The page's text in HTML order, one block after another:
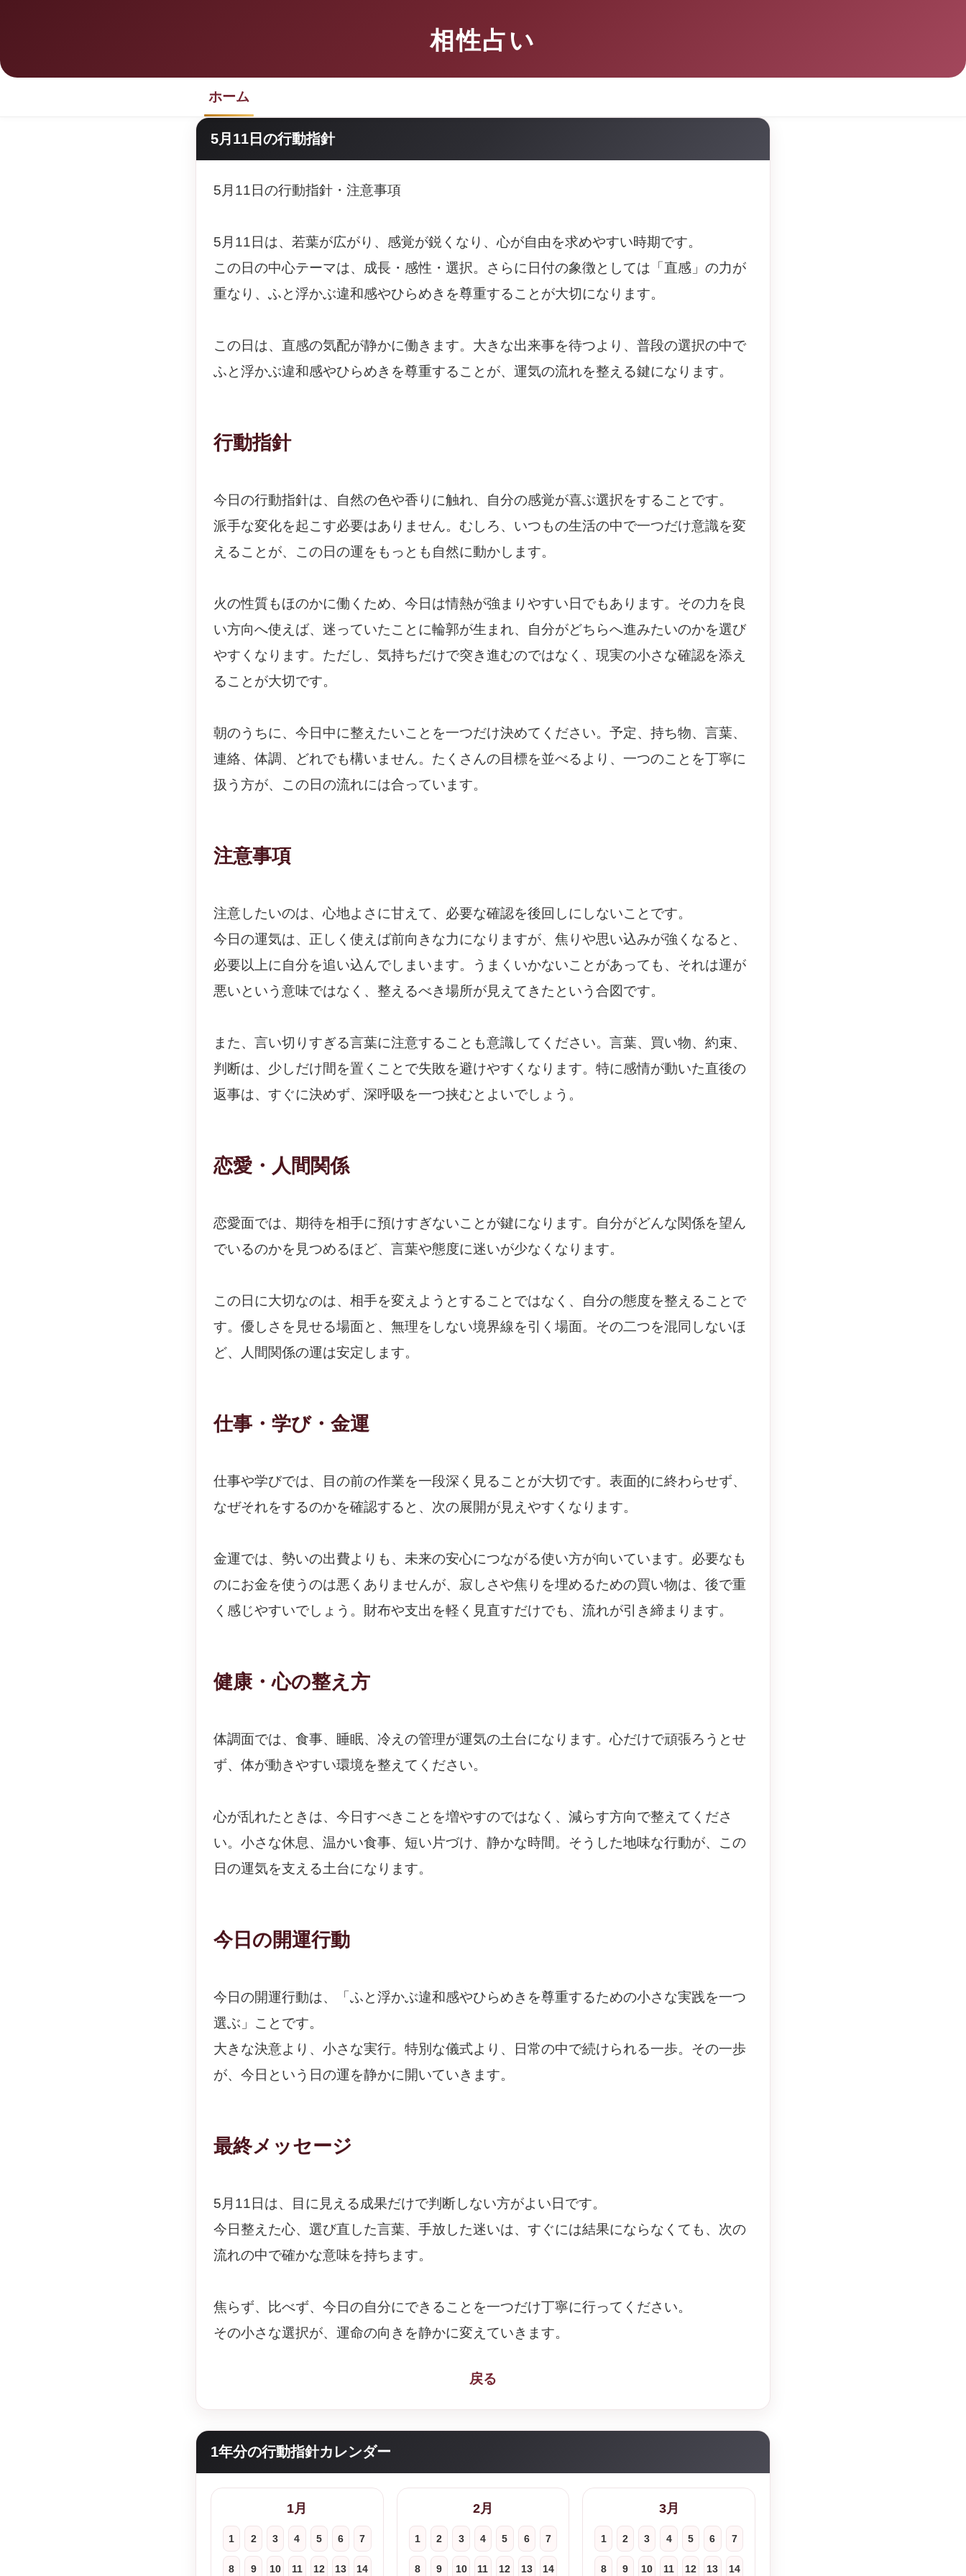
相性占い
ホーム
5月11日の行動指針
5月11日の行動指針・注意事項
5月11日は、若葉が広がり、感覚が鋭くなり、心が自由を求めやすい時期です。
この日の中心テーマは、成長・感性・選択。さらに日付の象徴としては「直感」の力が
重なり、ふと浮かぶ違和感やひらめきを尊重することが大切になります。
この日は、直感の気配が静かに働きます。大きな出来事を待つより、普段の選択の中で
ふと浮かぶ違和感やひらめきを尊重することが、運気の流れを整える鍵になります。
行動指針
今日の行動指針は、自然の色や香りに触れ、自分の感覚が喜ぶ選択をすることです。
派手な変化を起こす必要はありません。むしろ、いつもの生活の中で一つだけ意識を変
えることが、この日の運をもっとも自然に動かします。
火の性質もほのかに働くため、今日は情熱が強まりやすい日でもあります。その力を良
い方向へ使えば、迷っていたことに輪郭が生まれ、自分がどちらへ進みたいのかを選び
やすくなります。ただし、気持ちだけで突き進むのではなく、現実の小さな確認を添え
ることが大切です。
朝のうちに、今日中に整えたいことを一つだけ決めてください。予定、持ち物、言葉、
連絡、体調、どれでも構いません。たくさんの目標を並べるより、一つのことを丁寧に
扱う方が、この日の流れには合っています。
注意事項
注意したいのは、心地よさに甘えて、必要な確認を後回しにしないことです。
今日の運気は、正しく使えば前向きな力になりますが、焦りや思い込みが強くなると、
必要以上に自分を追い込んでしまいます。うまくいかないことがあっても、それは運が
悪いという意味ではなく、整えるべき場所が見えてきたという合図です。
また、言い切りすぎる言葉に注意することも意識してください。言葉、買い物、約束、
判断は、少しだけ間を置くことで失敗を避けやすくなります。特に感情が動いた直後の
返事は、すぐに決めず、深呼吸を一つ挟むとよいでしょう。
恋愛・人間関係
恋愛面では、期待を相手に預けすぎないことが鍵になります。自分がどんな関係を望ん
でいるのかを見つめるほど、言葉や態度に迷いが少なくなります。
この日に大切なのは、相手を変えようとすることではなく、自分の態度を整えることで
す。優しさを見せる場面と、無理をしない境界線を引く場面。その二つを混同しないほ
ど、人間関係の運は安定します。
仕事・学び・金運
仕事や学びでは、目の前の作業を一段深く見ることが大切です。表面的に終わらせず、
なぜそれをするのかを確認すると、次の展開が見えやすくなります。
金運では、勢いの出費よりも、未来の安心につながる使い方が向いています。必要なも
のにお金を使うのは悪くありませんが、寂しさや焦りを埋めるための買い物は、後で重
く感じやすいでしょう。財布や支出を軽く見直すだけでも、流れが引き締まります。
健康・心の整え方
体調面では、食事、睡眠、冷えの管理が運気の土台になります。心だけで頑張ろうとせ
ず、体が動きやすい環境を整えてください。
心が乱れたときは、今日すべきことを増やすのではなく、減らす方向で整えてくださ
い。小さな休息、温かい食事、短い片づけ、静かな時間。そうした地味な行動が、この
日の運気を支える土台になります。
今日の開運行動
今日の開運行動は、「ふと浮かぶ違和感やひらめきを尊重するための小さな実践を一つ
選ぶ」ことです。
大きな決意より、小さな実行。特別な儀式より、日常の中で続けられる一歩。その一歩
が、今日という日の運を静かに開いていきます。
最終メッセージ
5月11日は、目に見える成果だけで判断しない方がよい日です。
今日整えた心、選び直した言葉、手放した迷いは、すぐには結果にならなくても、次の
流れの中で確かな意味を持ちます。
焦らず、比べず、今日の自分にできることを一つだけ丁寧に行ってください。
その小さな選択が、運命の向きを静かに変えていきます。
戻る
1年分の行動指針カレンダー
1月
1 2 3 4 5 6 7
8 9 10 11 12 13 14
2月
1 2 3 4 5 6 7
8 9 10 11 12 13 14
3月
1 2 3 4 5 6 7
8 9 10 11 12 13 14